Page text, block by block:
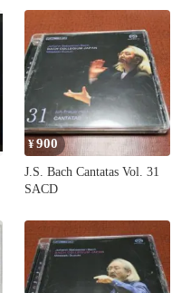
¥900
J.S. Bach Cantatas Vol. 31
SACD